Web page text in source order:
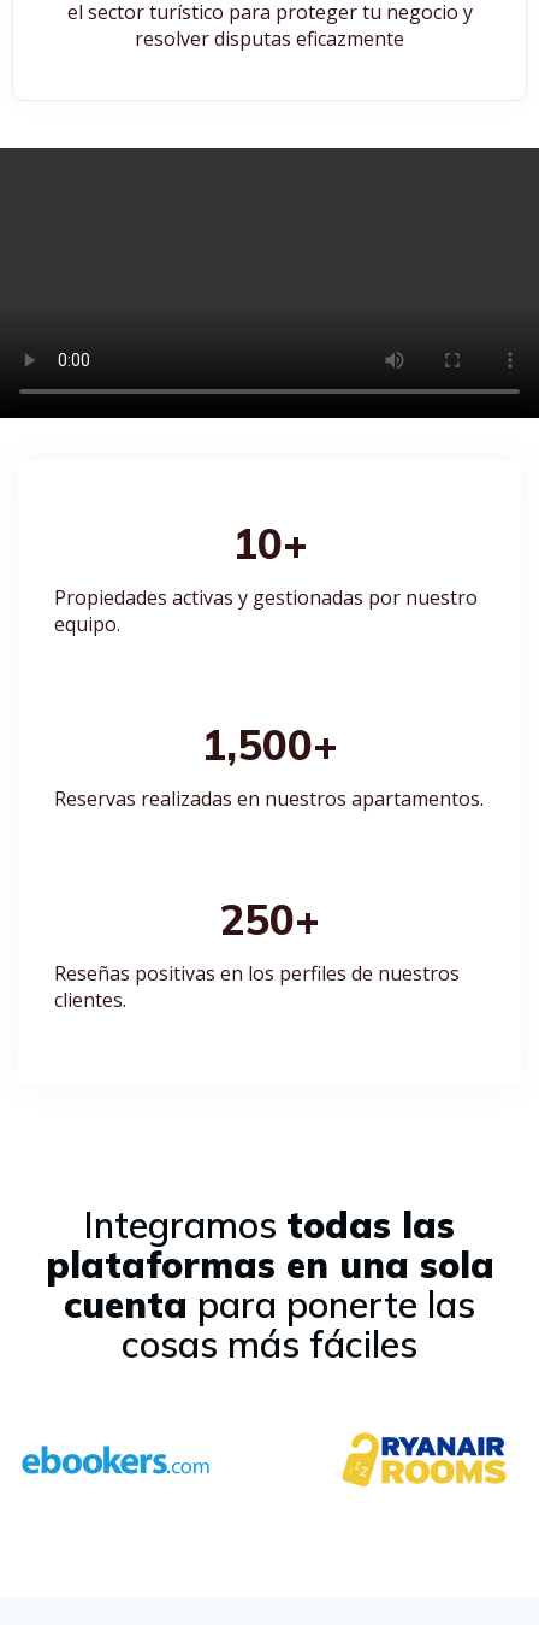
el sector turístico para proteger tu negocio y
resolver disputas eficazmente
10+
Propiedades activas y gestionadas por nuestro
equipo.
1,500+
Reservas realizadas en nuestros apartamentos.
250+
Reseñas positivas en los perfiles de nuestros
clientes.
Integramos todas las
plataformas en una sola
cuenta para ponerte las
cosas más fáciles